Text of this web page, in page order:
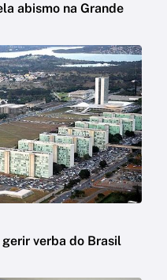
abismo na Grande
verba do Brasil